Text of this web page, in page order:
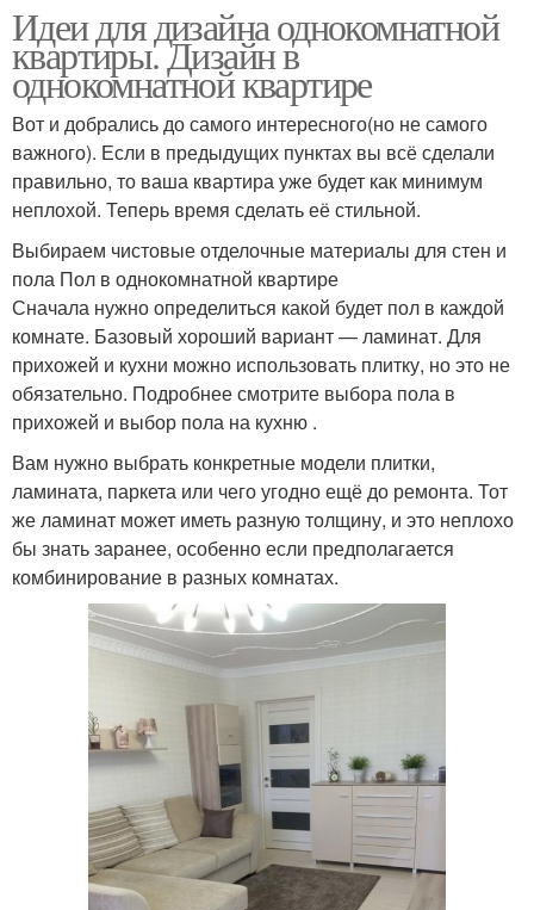
Идеи для дизайна однокомнатной
квартиры. Дизайн в
однокомнатной квартире
Вот и добрались до самого интересного(но не самого
важного). Если в предыдущих пунктах вы всё сделали
правильно, то ваша квартира уже будет как минимум
неплохой. Теперь время сделать её стильной.
Выбираем чистовые отделочные материалы для стен и
пола Пол в однокомнатной квартире
Сначала нужно определиться какой будет пол в каждой
комнате. Базовый хороший вариант — ламинат. Для
прихожей и кухни можно использовать плитку, но это не
обязательно. Подробнее смотрите выбора пола в
прихожей и выбор пола на кухню .
Вам нужно выбрать конкретные модели плитки,
ламината, паркета или чего угодно ещё до ремонта. Тот
же ламинат может иметь разную толщину, и это неплохо
бы знать заранее, особенно если предполагается
комбинирование в разных комнатах.